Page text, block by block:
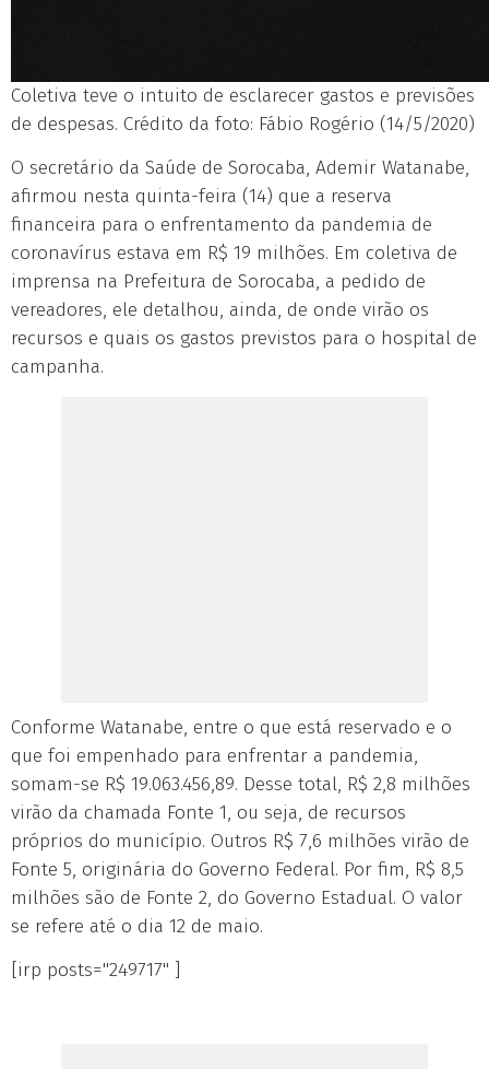
Coletiva teve o intuito de esclarecer gastos e previsões
de despesas. Crédito da foto: Fábio Rogério (14/5/2020)
O secretário da Saúde de Sorocaba, Ademir Watanabe,
afirmou nesta quinta-feira (14) que a reserva
financeira para o enfrentamento da pandemia de
coronavírus estava em R$ 19 milhões. Em coletiva de
imprensa na Prefeitura de Sorocaba, a pedido de
vereadores, ele detalhou, ainda, de onde virão os
recursos e quais os gastos previstos para o hospital de
campanha.
Conforme Watanabe, entre o que está reservado e o
que foi empenhado para enfrentar a pandemia,
somam-se R$ 19.063.456,89. Desse total, R$ 2,8 milhões
virão da chamada Fonte 1, ou seja, de recursos
próprios do município. Outros R$ 7,6 milhões virão de
Fonte 5, originária do Governo Federal. Por fim, R$ 8,5
milhões são de Fonte 2, do Governo Estadual. O valor
se refere até o dia 12 de maio.
[irp posts="249717" ]